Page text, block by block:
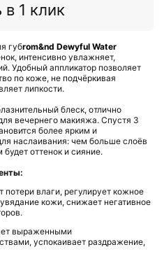
в 1 клик
губrom&nd Dewyful Water
интенсивно увлажняет,
Удобный аппликатор позволяет
по коже, не подчёркивая
липкости.
блеск, отлично
вечернего макияжа. Спустя 3
более ярким и
наслаивания: чем больше слоёв
оттенок и сияние.
влаги, регулирует кожное
кожи, снижает негативное
выраженными
успокаивает раздражение,